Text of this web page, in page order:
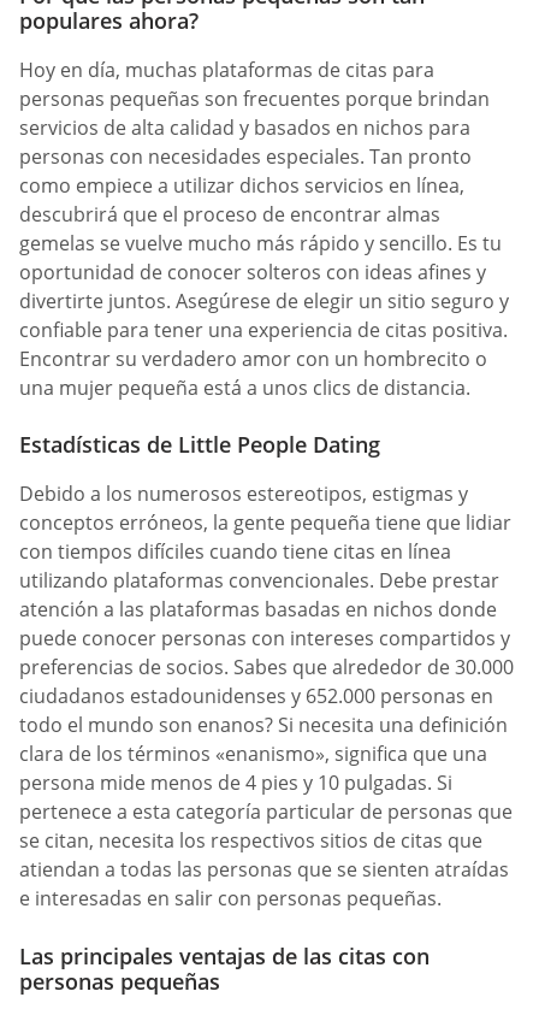
populares ahora?
Hoy en día, muchas plataformas de citas para
personas pequeñas son frecuentes porque brindan
servicios de alta calidad y basados en nichos para
personas con necesidades especiales. Tan pronto
como empiece a utilizar dichos servicios en línea,
descubrirá que el proceso de encontrar almas
gemelas se vuelve mucho más rápido y sencillo. Es tu
oportunidad de conocer solteros con ideas afines y
divertirte juntos. Asegúrese de elegir un sitio seguro y
confiable para tener una experiencia de citas positiva.
Encontrar su verdadero amor con un hombrecito o
una mujer pequeña está a unos clics de distancia.
Estadísticas de Little People Dating
Debido a los numerosos estereotipos, estigmas y
conceptos erróneos, la gente pequeña tiene que lidiar
con tiempos difíciles cuando tiene citas en línea
utilizando plataformas convencionales. Debe prestar
atención a las plataformas basadas en nichos donde
puede conocer personas con intereses compartidos y
preferencias de socios. Sabes que alrededor de 30.000
ciudadanos estadounidenses y 652.000 personas en
todo el mundo son enanos? Si necesita una definición
clara de los términos «enanismo», significa que una
persona mide menos de 4 pies y 10 pulgadas. Si
pertenece a esta categoría particular de personas que
se citan, necesita los respectivos sitios de citas que
atiendan a todas las personas que se sienten atraídas
e interesadas en salir con personas pequeñas.
Las principales ventajas de las citas con
personas pequeñas